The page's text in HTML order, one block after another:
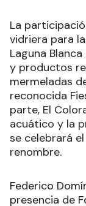
La
vidriera para
Laguna
y productos
mermeladas
reconocida
parte, El
acuático y la
se celebrará
renombre.
Federico
presencia de